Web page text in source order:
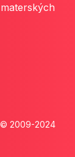
© 2009-2024